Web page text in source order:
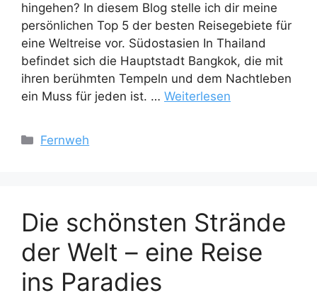
hingehen? In diesem Blog stelle ich dir meine
persönlichen Top 5 der besten Reisegebiete für
eine Weltreise vor. Südostasien In Thailand
befindet sich die Hauptstadt Bangkok, die mit
ihren berühmten Tempeln und dem Nachtleben
ein Muss für jeden ist. … Weiterlesen
Kategorien
Fernweh
Die schönsten Strände
der Welt – eine Reise
ins Paradies